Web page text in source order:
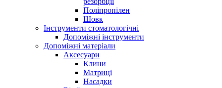
Поліпропілен
Шовк
Інструменти стоматологічні
Допоміжні інструменти
Допоміжні матеріали
Аксесуари
Клини
Матриці
Насадки